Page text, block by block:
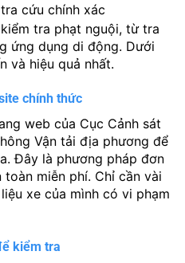
cứu chính xác
tra phạt nguội, từ tra
ứng dụng di động. Dưới
và hiệu quả nhất.
chính thức
web của Cục Cảnh sát
Vận tải địa phương để
Đây là phương pháp đơn
miễn phí. Chỉ cần vài
xe của mình có vi phạm
kiểm tra